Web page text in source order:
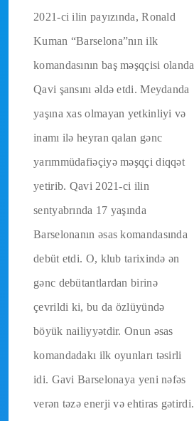
2021-ci ilin payızında, Ronald
Kuman “Barselona”nın ilk
komandasının baş məşqçisi olanda
Qavi şansını əldə etdi. Meydanda
yaşına xas olmayan yetkinliyi və
inamı ilə heyran qalan gənc
yarımmüdafiəçiyə məşqçi diqqət
yetirib. Qavi 2021-ci ilin
sentyabrında 17 yaşında
Barselonanın əsas komandasında
debüt etdi. O, klub tarixində ən
gənc debütantlardan birinə
çevrildi ki, bu da özlüyündə
böyük nailiyyətdir. Onun əsas
komandadakı ilk oyunları təsirli
idi. Gavi Barselonaya yeni nəfəs
verən təzə enerji və ehtiras gətirdi.